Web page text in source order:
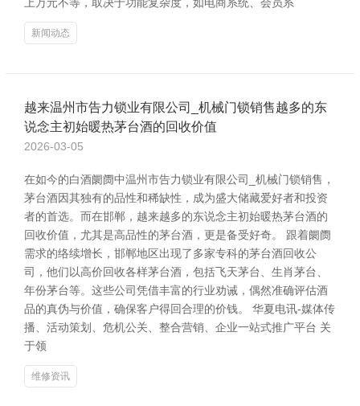
新闻动态
越来温州市告力锁业有限公司_机械门锁销售越多的东
说念主初始暖热茅台酒的回收价值
2026-03-05
在如今的白酒阛阓中温州市告力锁业有限公司_机械门锁销售，
茅台酒因其独有的品性和稀缺性，成为盛大储藏爱好者和投资
者的首选。而在邯郸，越来越多的东说念主初始暖热茅台酒的
回收价值，尤其是高品性的茅台酒，更是备受好奇。 跟着阛阓
需求的络续增长，邯郸地区出现了多家专科的茅台酒回收公
司，他们以高价回收各样茅台酒，包括飞天茅台、生肖茅台、
年份茅台等。这些公司凭借丰富的行业劝诫，偶然准确评估酒
品的真伪与价值，确保客户得回合理的价钱。 华夏电讯-媒体传
播、活动策划、危机公关、整合营销、企业一站式推广平台 关
于领
维修资讯